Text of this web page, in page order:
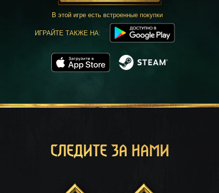
В этой игре есть встроенные покупки
ИГРАЙТЕ ТАКЖЕ НА:
СЛЕДИТЕ ЗА НАМИ